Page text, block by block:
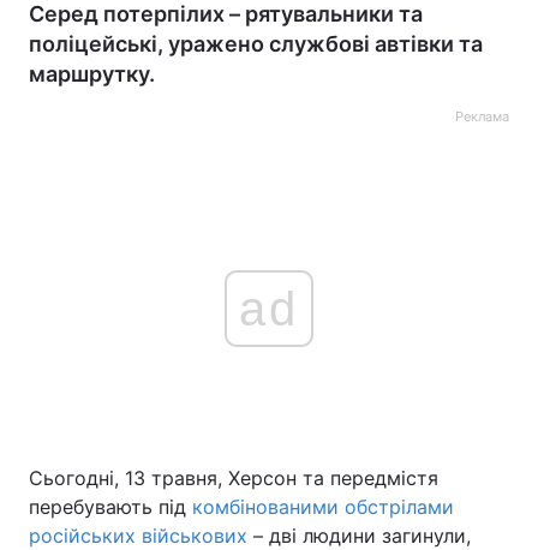
Україна Політика
Серед потерпілих – рятувальники та
поліцейські, уражено службові автівки та
маршрутку.
Реклама
ad
Сьогодні, 13 травня, Херсон та передмістя
перебувають під комбінованими обстрілами
російських військових – дві людини загинули,